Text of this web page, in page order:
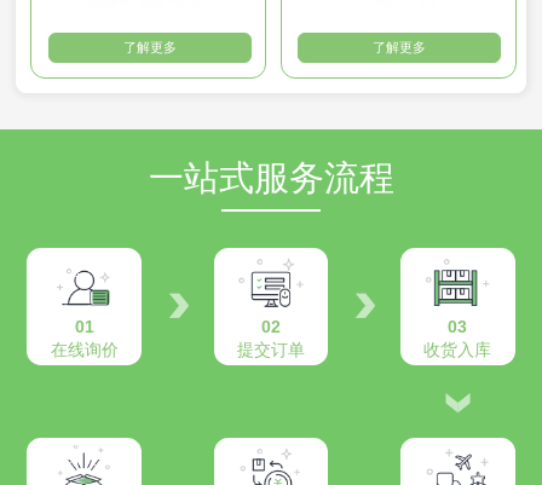
了解更多 了解更多
一站式服务流程
01
在线询价
02
提交订单
03
收货入库